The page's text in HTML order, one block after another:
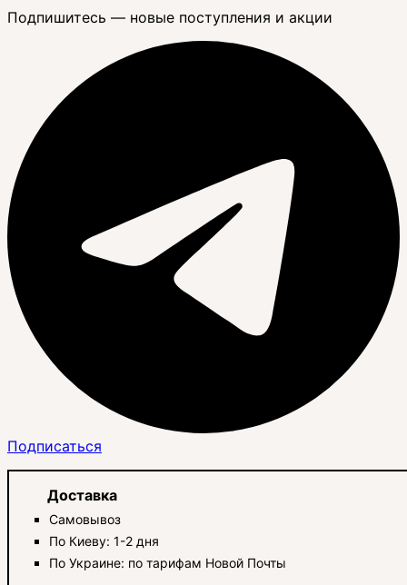
Подпишитесь — новые поступления и акции
Подписаться
Доставка
Самовывоз
По Киеву: 1-2 дня
По Украине: по тарифам Новой Почты